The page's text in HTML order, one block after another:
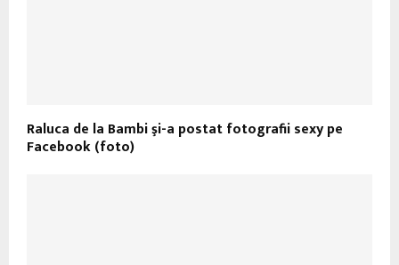
Raluca de la Bambi şi-a postat fotografii sexy pe
Facebook (foto)